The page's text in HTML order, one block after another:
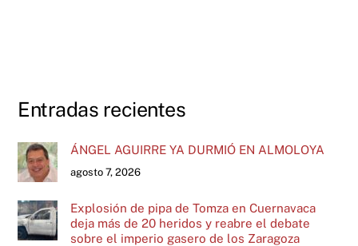
Entradas recientes
ÁNGEL AGUIRRE YA DURMIÓ EN ALMOLOYA
agosto 7, 2026
Explosión de pipa de Tomza en Cuernavaca
deja más de 20 heridos y reabre el debate
sobre el imperio gasero de los Zaragoza